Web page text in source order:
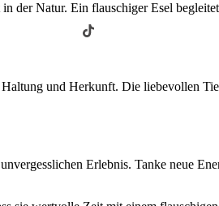
der Natur. Ein flauschiger Esel
und Herkunft. Die liebevollen
Erlebnis. Tanke neue